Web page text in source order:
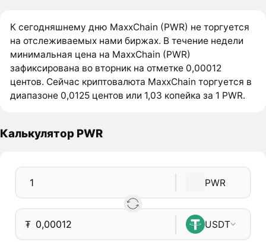
К сегодняшнему дню MaxxChain (PWR) не торгуется
на отслеживаемых нами биржах. В течение недели
минимальная цена на MaxxChain (PWR)
зафиксирована во вторник на отметке 0,00012
центов. Сейчас криптовалюта MaxxChain торгуется в
диапазоне 0,0125 центов или 1,03 копейка за 1 PWR.
Калькулятор PWR
PWR
₮ USDT